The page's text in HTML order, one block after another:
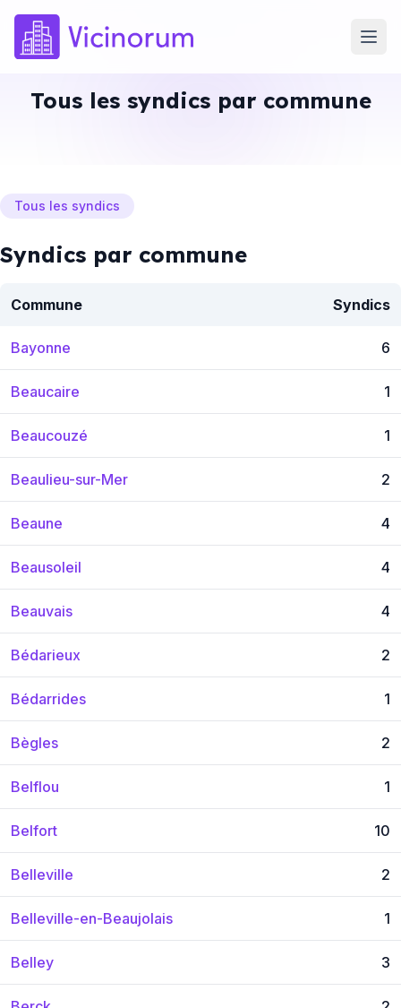
Tous les syndics par commune
Tous les syndics
Syndics par commune
Commune Syndics
Bayonne 6
Beaucaire 1
Beaucouzé 1
Beaulieu-sur-Mer 2
Beaune 4
Beausoleil 4
Beauvais 4
Bédarieux 2
Bédarrides 1
Bègles 2
Belflou 1
Belfort 10
Belleville 2
Belleville-en-Beaujolais 1
Belley 3